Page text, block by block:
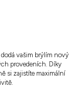
vašim brýlím nový
provedeních. Díky
si zajistíte maximální